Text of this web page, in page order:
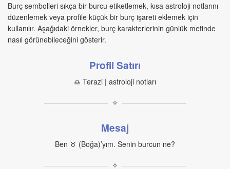
Burç sembolleri sıkça bir burcu etiketlemek, kısa astroloji notlarını
düzenlemek veya profile küçük bir burç işareti eklemek için
kullanılır. Aşağıdaki örnekler, burç karakterlerinin günlük metinde
nasıl görünebileceğini gösterir.
Profil Satırı
♎︎ Terazi | astroloji notları
✧
Mesaj
Ben ♉︎ (Boğa)’yım. Senin burcun ne?
✧